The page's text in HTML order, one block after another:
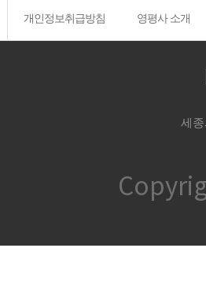
개인정보취급방침 영평사 소개
세